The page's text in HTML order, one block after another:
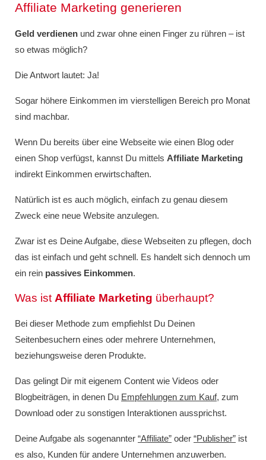
Affiliate Marketing generieren
Geld verdienen und zwar ohne einen Finger zu rühren – ist
so etwas möglich?
Die Antwort lautet: Ja!
Sogar höhere Einkommen im vierstelligen Bereich pro Monat
sind machbar.
Wenn Du bereits über eine Webseite wie einen Blog oder
einen Shop verfügst, kannst Du mittels Affiliate Marketing
indirekt Einkommen erwirtschaften.
Natürlich ist es auch möglich, einfach zu genau diesem
Zweck eine neue Website anzulegen.
Zwar ist es Deine Aufgabe, diese Webseiten zu pflegen, doch
das ist einfach und geht schnell. Es handelt sich dennoch um
ein rein passives Einkommen.
Was istAffiliate Marketing überhaupt?
Bei dieser Methode zum empfiehlst Du Deinen
Seitenbesuchern eines oder mehrere Unternehmen,
beziehungsweise deren Produkte.
Das gelingt Dir mit eigenem Content wie Videos oder
Blogbeiträgen, in denen Du Empfehlungen zum Kauf, zum
Download oder zu sonstigen Interaktionen aussprichst.
Deine Aufgabe als sogenannter “Affiliate” oder “Publisher” ist
es also, Kunden für andere Unternehmen anzuwerben.